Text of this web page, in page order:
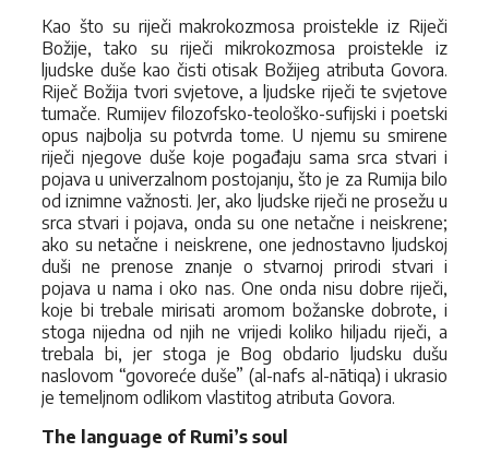
Kao što su riječi makrokozmosa proistekle iz Riječi
Božije, tako su riječi mikrokozmosa proistekle iz
ljudske duše kao čisti otisak Božijeg atributa Govora.
Riječ Božija tvori svjetove, a ljudske riječi te svjetove
tumače. Rumijev filozofsko-teološko-sufijski i poetski
opus najbolja su potvrda tome. U njemu su smirene
riječi njegove duše koje pogađaju sama srca stvari i
pojava u univerzalnom postojanju, što je za Rumija bilo
od iznimne važnosti. Jer, ako ljudske riječi ne prosežu u
srca stvari i pojava, onda su one netačne i neiskrene;
ako su netačne i neiskrene, one jednostavno ljudskoj
duši ne prenose znanje o stvarnoj prirodi stvari i
pojava u nama i oko nas. One onda nisu dobre riječi,
koje bi trebale mirisati aromom božanske dobrote, i
stoga nijedna od njih ne vrijedi koliko hiljadu riječi, a
trebala bi, jer stoga je Bog obdario ljudsku dušu
naslovom “govoreće duše” (al-nafs al-nātiqa) i ukrasio
je temeljnom odlikom vlastitog atributa Govora.
The language of Rumi’s soul